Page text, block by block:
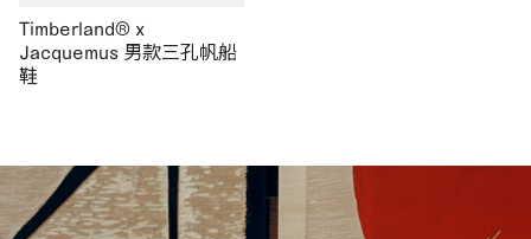
Timberland® x
Jacquemus 男款三孔帆船
鞋